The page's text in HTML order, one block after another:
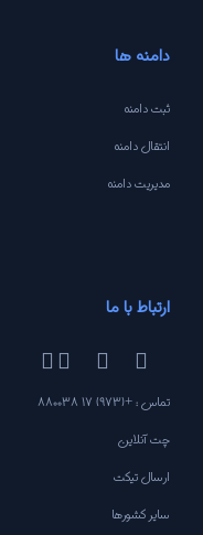
دامنه ها
ثبت دامنه
انتقال دامنه
مدیریت دامنه
ارتباط با ما
تماس : +(973) 17 880038
چت آنلاین
ارسال تیکت
سایر کشورها